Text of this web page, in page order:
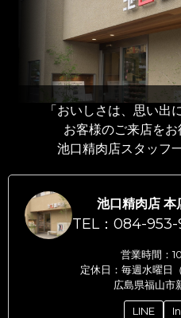
「おいしさは、思い出
お客様のご来店をお
池口精肉店スタッフ
池口精肉店 本
TEL：084-
営業時間：
定休日：毎週水曜日
広島県福山市
LINE